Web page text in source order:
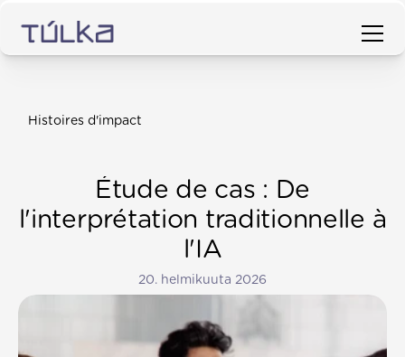
Étude de cas : De
l'interprétation traditionnelle à
l'IA
20. helmikuuta 2026
Histoires d'impact